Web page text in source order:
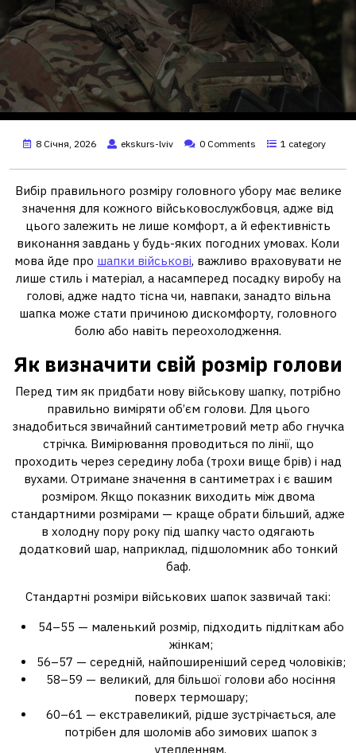
8 Січня, 2026 ekskurs-lviv 0 Comments 1 category
Вибір правильного розміру головного убору має велике
значення для кожного військовослужбовця, адже від
цього залежить не лише комфорт, а й ефективність
виконання завдань у будь-яких погодних умовах. Коли
мова йде про шапки військові, важливо враховувати не
лише стиль і матеріал, а насамперед посадку виробу на
голові, адже надто тісна чи, навпаки, занадто вільна
шапка може стати причиною дискомфорту, головного
болю або навіть переохолодження.
Як визначити свій розмір голови
Перед тим як придбати нову військову шапку, потрібно
правильно виміряти об’єм голови. Для цього
знадобиться звичайний сантиметровий метр або гнучка
стрічка. Вимірювання проводиться по лінії, що
проходить через середину лоба (трохи вище брів) і над
вухами. Отримане значення в сантиметрах і є вашим
розміром. Якщо показник виходить між двома
стандартними розмірами — краще обрати більший, адже
в холодну пору року під шапку часто одягають
додатковий шар, наприклад, підшоломник або тонкий
баф.
Стандартні розміри військових шапок зазвичай такі:
54–55 — маленький розмір, підходить підліткам або
жінкам;
56–57 — середній, найпоширеніший серед чоловіків;
58–59 — великий, для більшої голови або носіння
поверх термошару;
60–61 — екстравеликий, рідше зустрічається, але
потрібен для шоломів або зимових шапок з
утепленням.